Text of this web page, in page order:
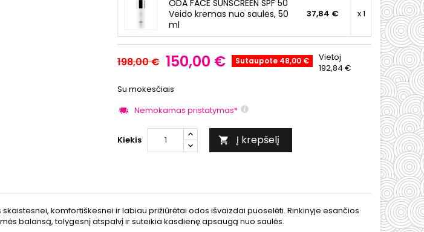
ODA FACE SUNSCREEN SPF 50
Veido kremas nuo saulės, 50
ml
37,84 € x 1
198,00 € 150,00 € Sutaupote 48,00 €
Vietoj
192,84 €
Su mokesčiais
Nemokamas pristatymas*
Kiekis  Į krepšelį
komfortiškesnei ir labiau prižiūrėtai odos išvaizdai puoselėti. Rinkinyje esančios
balansą, tolygesnį atspalvį ir suteikia kasdienę apsaugą nuo saulės.